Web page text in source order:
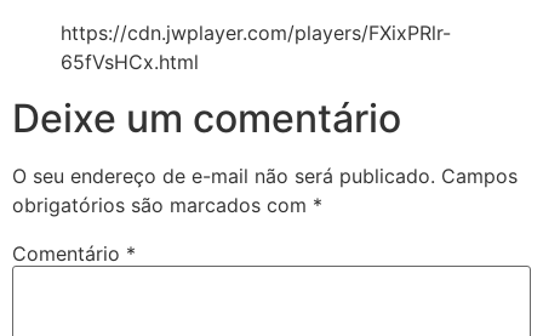
https://cdn.jwplayer.com/players/FXixPRlr-
65fVsHCx.html
Deixe um comentário
O seu endereço de e-mail não será publicado. Campos
obrigatórios são marcados com *
Comentário *